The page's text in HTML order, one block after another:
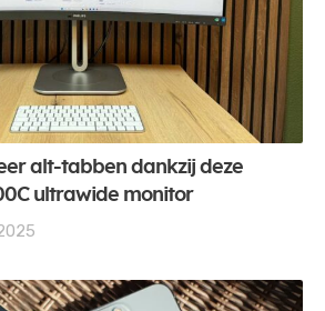
alt-tabben dankzij deze
ultrawide monitor